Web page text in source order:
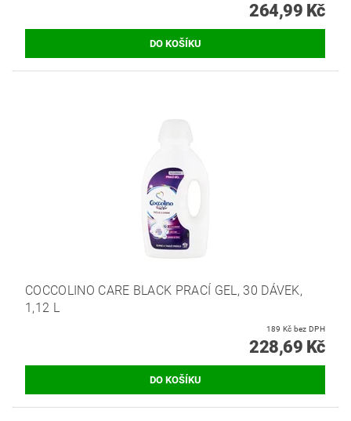
264,99 Kč
COCCOLINO CARE BLACK PRACÍ GEL, 30 DÁVEK,
1,12 L
189 Kč bez DPH
228,69 Kč